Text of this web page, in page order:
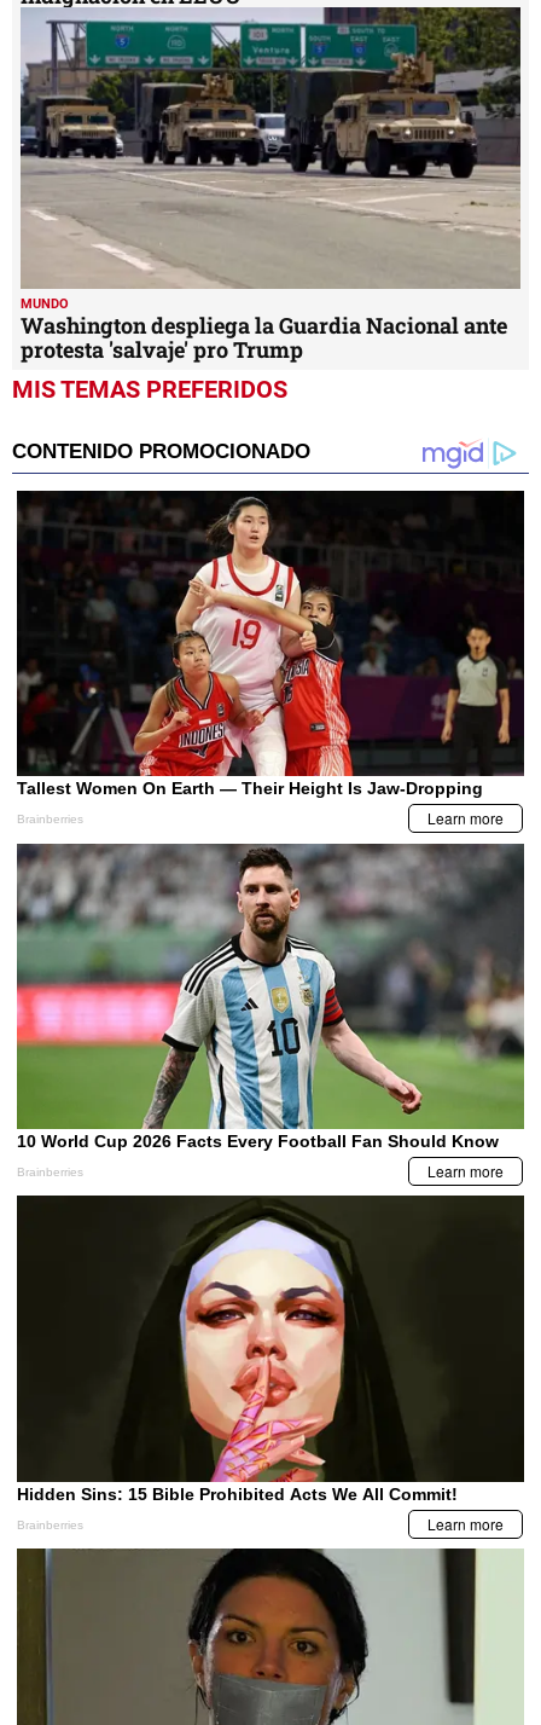
MUNDO
Washington despliega la Guardia Nacional ante
protesta 'salvaje' pro Trump
MIS TEMAS PREFERIDOS